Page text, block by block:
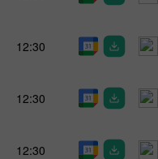
12:30
12:30
12:30